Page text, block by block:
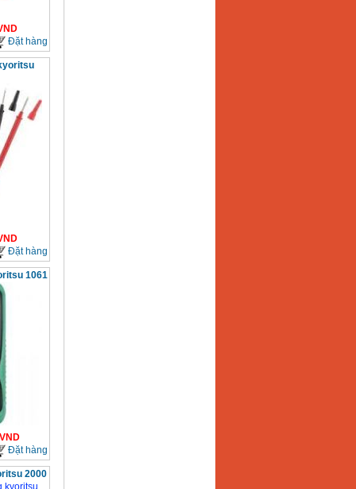
Đặt hàng
Đặt hàng
1061
VND
Đặt hàng
2000